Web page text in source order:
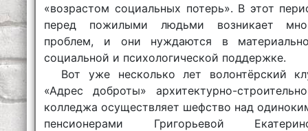
«возрастом социальных потерь». В этот
перед пожилыми людьми возникает
проблем, и они нуждаются в
социальной и психологической поддержке.
Вот уже несколько лет волонтёрский
«Адрес доброты» архитектурно-
колледжа осуществляет шефство над
пенсионерами Григорьевой